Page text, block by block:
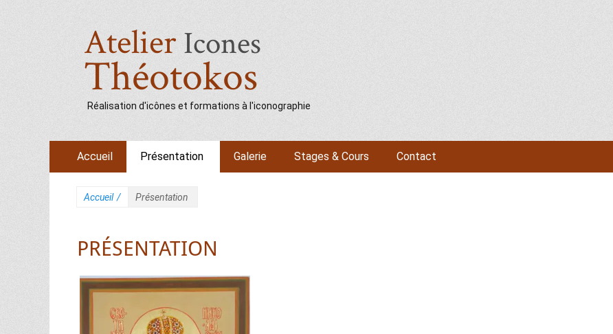
Atelier Icones
Théotokos
Réalisation d'icônes et formations à l'iconographie
Menu
principal
Accueil Présentation Galerie Stages & Cours Contact
Accueil / Présentation
PRÉSENTATION